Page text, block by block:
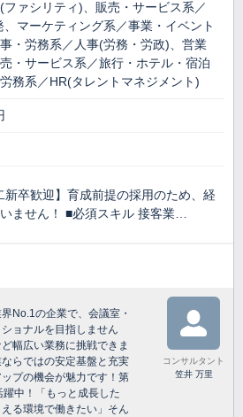
ァシリティ)、販売・サービス系／
マーケティング系／事業・イベント
・労務系／人事(労務・労政)、営業
・サービス系／旅行・ホテル・宿泊
務系／HR(タレントマネジメント)
新卒歓迎】育成前提の採用のため、経
ません！ ■必須スキル 接客業…
No.1の企業で、会議室・
ョナルを目指しません
幅広い業務に挑戦できま
らではの安定基盤と充実
プの機会が魅力です！第
中！「もっと成長した
る環境で働きたい」そん
コンサルタント
笠井 万里